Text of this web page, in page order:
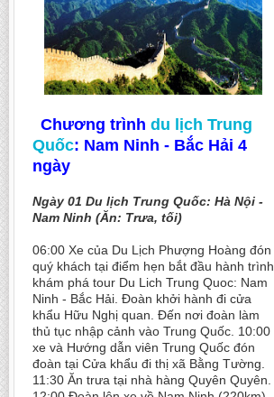
Chương trình du lịch Trung
Quốc: Nam Ninh - Bắc Hải 4
ngày
Ngày 01 Du lịch Trung Quốc: Hà Nội -
Nam Ninh (Ăn: Trưa, tối)
06:00 Xe của Du Lịch Phượng Hoàng đón
quý khách tại điểm hẹn bắt đầu hành trình
khám phá tour Du Lich Trung Quoc: Nam
Ninh - Bắc Hải. Đoàn khởi hành đi cửa
khẩu Hữu Nghị quan. Đến nơi đoàn làm
thủ tục nhập cảnh vào Trung Quốc. 10:00
xe và Hướng dẫn viên Trung Quốc đón
đoàn tại Cửa khẩu đi thị xã Bằng Tường.
11:30 Ăn trưa tại nhà hàng Quyên Quyên.